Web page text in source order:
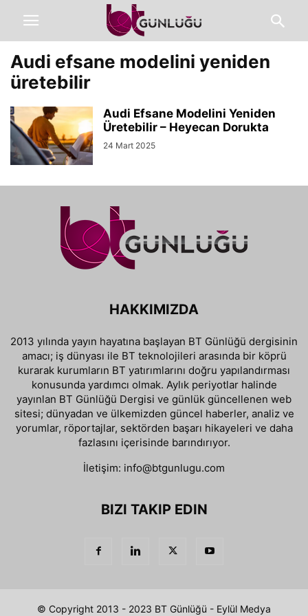
Audi efsane modelini yeniden
üretebilir
Audi Efsane Modelini Yeniden
Üretebilir – Heyecan Dorukta
24 Mart 2025
HAKKIMIZDA
2013 yılında yayın hayatına başlayan BT Günlüğü dergisinin
amacı; iş dünyası ile BT teknolojileri arasında bir köprü
kurarak kurumların BT yatırımlarını doğru yapılandırması
konusunda yardımcı olmak. Aylık periyotlar halinde
yayınlan BT Günlüğü Dergisi ve günlük güncellenen web
sitesi; dünyadan ve ülkemizden güncel haberler, analiz ve
yorumlar, röportajlar, sektörden başarı hikayeleri ve daha
fazlasını içerisinde barındırıyor.
İletişim: info@btgunlugu.com
BIZI TAKIP EDIN
© Copyright 2013 - 2023 BT Günlüğü - Eylül Medya